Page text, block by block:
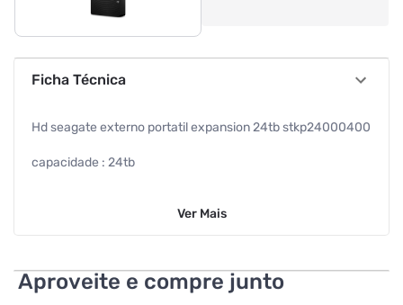
Ficha Técnica
Hd seagate externo portatil expansion 24tb stkp24000400
capacidade : 24tb
requisitos :
Ver Mais
Aproveite e compre junto